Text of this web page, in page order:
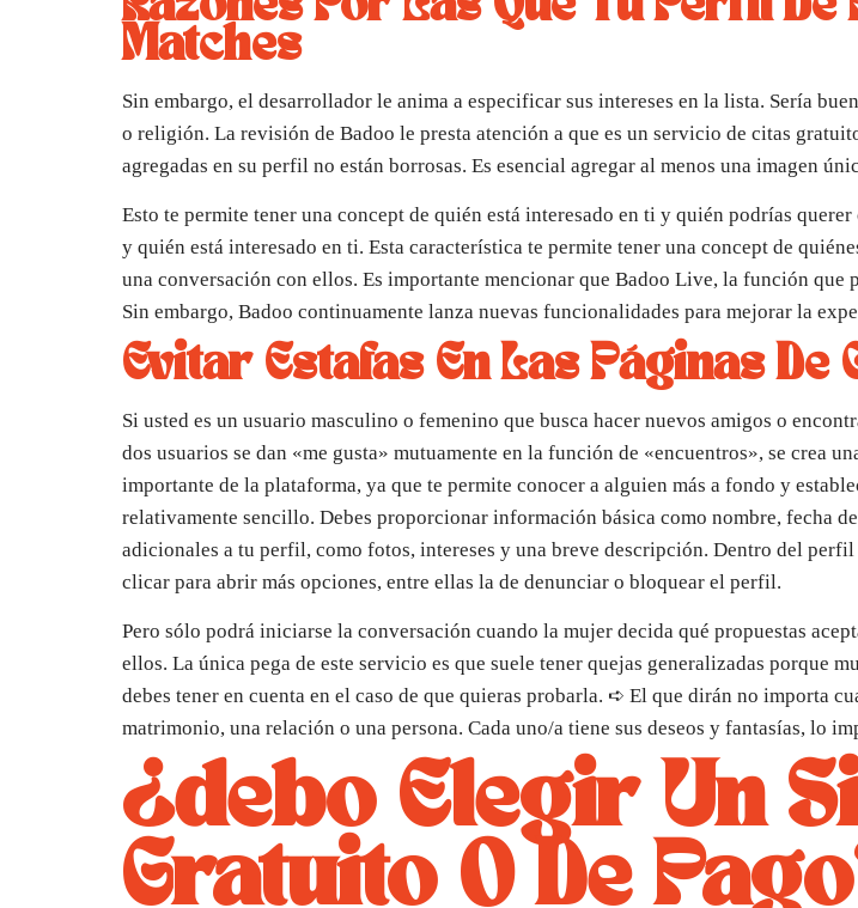
Matches
Sin embargo, el desarrollador le anima a especificar sus intereses en la lista. Sería
o religión. La revisión de Badoo le presta atención a que es un servicio de citas
agregadas en su perfil no están borrosas. Es esencial agregar al menos una imagen
Esto te permite tener una concept de quién está interesado en ti y quién podrías
y quién está interesado en ti. Esta característica te permite tener una concept de
una conversación con ellos. Es importante mencionar que Badoo Live, la función
Sin embargo, Badoo continuamente lanza nuevas funcionalidades para mejorar la
Evitar Estafas En Las Páginas De
Si usted es un usuario masculino o femenino que busca hacer nuevos amigos o
dos usuarios se dan «me gusta» mutuamente en la función de «encuentros», se crea
importante de la plataforma, ya que te permite conocer a alguien más a fondo y
relativamente sencillo. Debes proporcionar información básica como nombre, fecha
adicionales a tu perfil, como fotos, intereses y una breve descripción. Dentro del
clicar para abrir más opciones, entre ellas la de denunciar o bloquear el perfil.
Pero sólo podrá iniciarse la conversación cuando la mujer decida qué propuestas
ellos. La única pega de este servicio es que suele tener quejas generalizadas porque
debes tener en cuenta en el caso de que quieras probarla. ➪ El que dirán no importa
matrimonio, una relación o una persona. Cada uno/a tiene sus deseos y fantasías, lo
¿debo Elegir Un
Gratuito O De